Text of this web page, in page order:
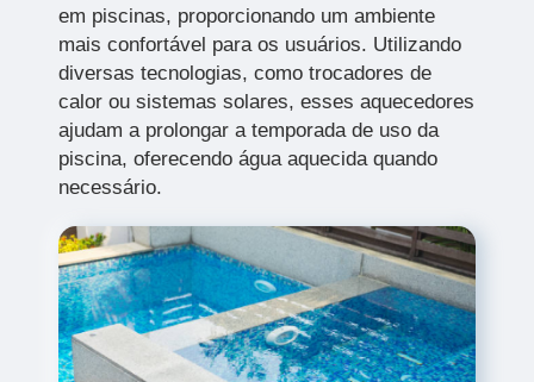
em piscinas, proporcionando um ambiente
mais confortável para os usuários. Utilizando
diversas tecnologias, como trocadores de
calor ou sistemas solares, esses aquecedores
ajudam a prolongar a temporada de uso da
piscina, oferecendo água aquecida quando
necessário.